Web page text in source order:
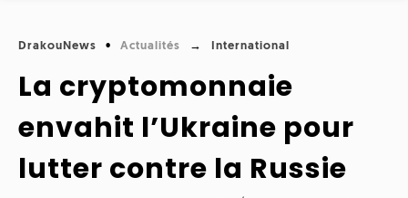
International
vidéo
Livres
Focus
Interviews
Médias
DrakouNews Actualités International
La cryptomonnaie
envahit l’Ukraine pour
lutter contre la Russie